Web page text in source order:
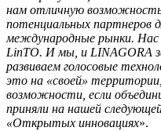
нам отличную
потенциальных партнеров
международные рынки. Нас
LinTO. И мы, и LINAGORA
развиваем голосовые
это на «своей»
возможности, если
приняли на нашей
«Открытых инновациях».